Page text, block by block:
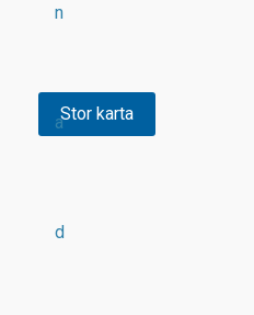
n
a
d
Stor karta